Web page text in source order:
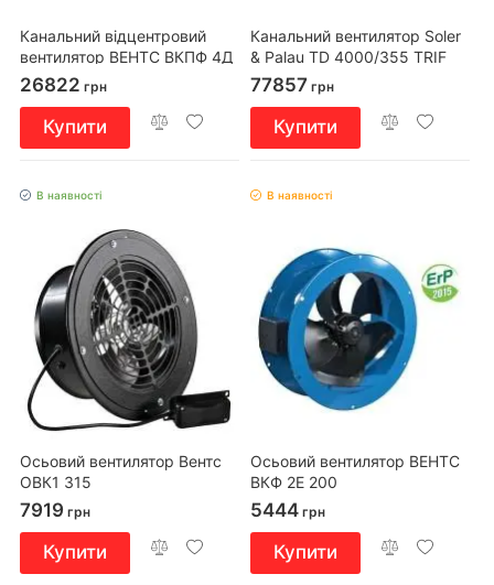
Канальний відцентровий
вентилятор ВЕНТС ВКПФ 4Д
500х250
26822 грн
Купити
Канальний вентилятор Soler
& Palau TD 4000/355 TRIF
77857 грн
Купити
В наявності
Осьовий вентилятор Вентс
ОВК1 315
7919 грн
Купити
В наявності
Осьовий вентилятор ВЕНТС
ВКФ 2Е 200
5444 грн
Купити